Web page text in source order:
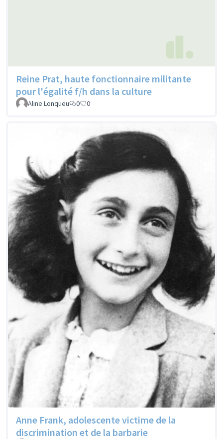
Reine Prat, haute fonctionnaire militante
pour l'égalité f/h dans la culture
Aline Lonqueu 0 0
Anne Frank, adolescente victime de la
discrimination et de la barbarie